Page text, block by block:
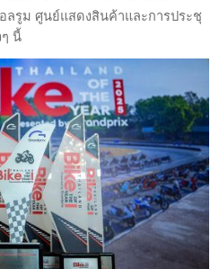
รูม ศูนย์แสดงสินค้าและการประชุ
ๆ นี้